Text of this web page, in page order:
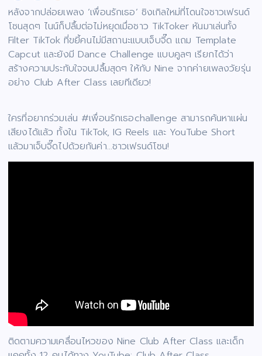
หลังจากปล่อยเพลง ‘เพื่อนรักเธอ’ ซิงเกิลใหม่ที่โดนใจชาวเฟรนด์
โซนสุดๆ ไนน์ก็ปลื้มต่อไม่หยุดเมื่อชาว TikToker หันมาเล่นทั้ง
Filter TikTok ที่ขยี้คนไม่มีสถานะแบบเจ็บจี๊ด แถม Template
Capcut และยังมี Dance Challenge แบบคูลๆ เรียกได้ว่า
สร้างความประทับใจจนปลื้มสุดๆ ให้กับ Nine จากค่ายเพลงวัยรุ่น
อย่าง Club After Class เลยทีเดียว!
ใครที่อยากร่วมเล่น #เพื่อนรักเธอchallenge สามารถค้นหาแผ่น
เสียงได้แล้ว ทั้งใน TikTok, IG Reels และ YouTube Short
แล้วมาเจ็บจี๊ดไปด้วยกันค่า…ชาวเฟรนด์โซน!
ติดตามความเคลื่อนไหวของ Nine Club After Class และเด็ก